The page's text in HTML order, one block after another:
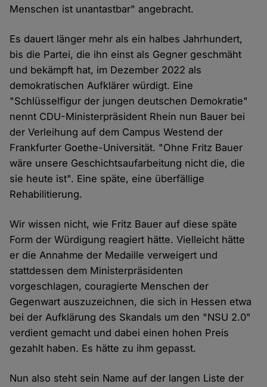
Menschen ist unantastbar" angebracht.
Es dauert länger mehr als ein halbes Jahrhundert,
bis die Partei, die ihn einst als Gegner geschmäht
und bekämpft hat, im Dezember 2022 als
demokratischen Aufklärer würdigt. Eine
"Schlüsselfigur der jungen deutschen Demokratie"
nennt CDU-Ministerpräsident Rhein nun Bauer bei
der Verleihung auf dem Campus Westend der
Frankfurter Goethe-Universität. "Ohne Fritz Bauer
wäre unsere Geschichtsaufarbeitung nicht die, die
sie heute ist". Eine späte, eine überfällige
Rehabilitierung.
Wir wissen nicht, wie Fritz Bauer auf diese späte
Form der Würdigung reagiert hätte. Vielleicht hätte
er die Annahme der Medaille verweigert und
stattdessen dem Ministerpräsidenten
vorgeschlagen, couragierte Menschen der
Gegenwart auszuzeichnen, die sich in Hessen etwa
bei der Aufklärung des Skandals um den "NSU 2.0"
verdient gemacht und dabei einen hohen Preis
gezahlt haben. Es hätte zu ihm gepasst.
Nun also steht sein Name auf der langen Liste der